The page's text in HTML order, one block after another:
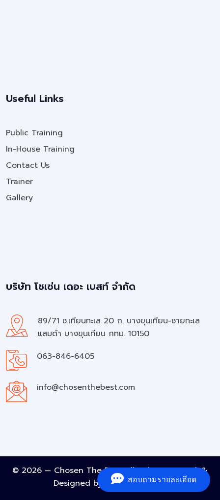
Useful Links
Public Training
In-House Training
Contact Us
Trainer
Gallery
บริษัท โชเซ่น เดอะ เบสท์ จำกัด
89/71 ซ.เทียนทะเล 20 ถ. บางขุนเทียน-ชายทะเล
แสมดำ บางขุนเทียน กทม. 10150
063-846-6405
info@chosenthebest.com
© 2026 — Chosen The Best All rights reserved. &
Designed by
A Must Element
สอบถามรายละเอียด